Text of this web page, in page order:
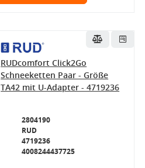
RUDcomfort Click2Go
Schneeketten Paar - Größe
TA42 mit U-Adapter - 4719236
2804190
RUD
4719236
4008244437725